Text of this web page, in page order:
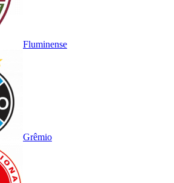
Fluminense
Grêmio